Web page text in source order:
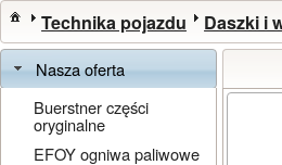
Technika pojazdu Daszki i
Nasza oferta
Buerstner części
oryginalne
EFOY ogniwa paliwowe